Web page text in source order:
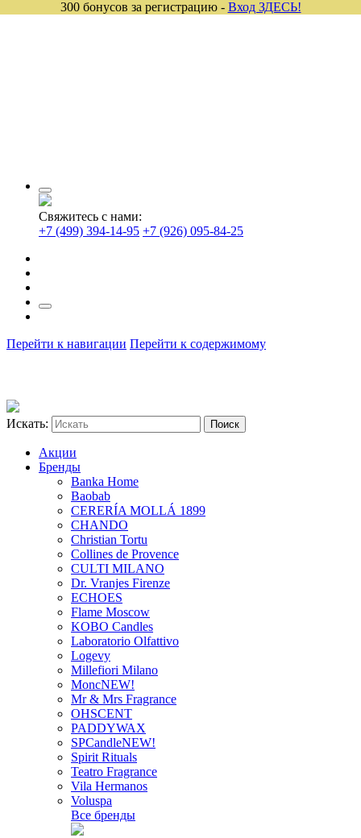
Свяжитесь с нами:
+7 (499) 394-14-95 +7 (926) 095-84-25
Перейти к навигации Перейти к содержимому
Искать:
Акции
Бренды
Banka Home
Baobab
CERERÍA MOLLÁ 1899
CHANDO
Christian Tortu
Collines de Provence
CULTI MILANO
Dr. Vranjes Firenze
ECHOES
Flame Moscow
KOBO Candles
Laboratorio Olfattivo
Logevy
Millefiori Milano
MoncNEW!
Mr & Mrs Fragrance
OHSCENT
PADDYWAX
SPCandleNEW!
Spirit Rituals
Teatro Fragrance
Vila Hermanos
Voluspa
Все бренды
300 бонусов за регистрацию - Вход ЗДЕСЬ!